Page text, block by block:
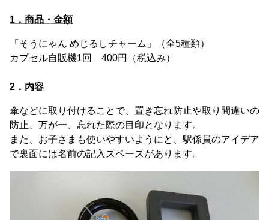
1．商品・金額
「そうにゃん めじるしチャーム」（全5種類）
カプセル自販機1回 400円（税込み）
2．内容
傘などに取り付けることで、置き忘れ防止や取り間違いの
防止、万が一、忘れた際の目印となります。
また、お子さまも使いやすいようにと、駅係員のアイデア
で裏面には名前の記入スペースがあります。